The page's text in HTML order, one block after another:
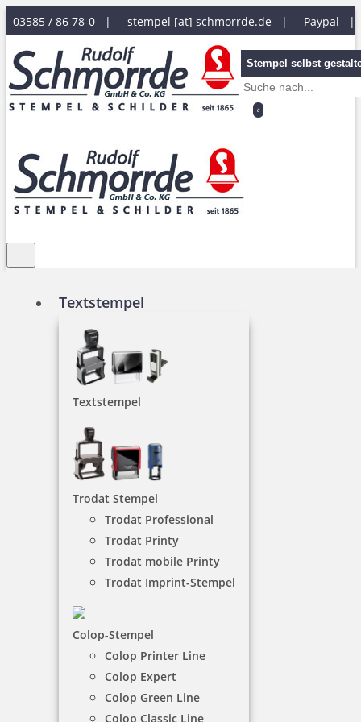
03585 / 86 78-0 | stempel [at] schmorrde.de | Paypal
Stempel selbst
0
Textstempel
Textstempel
Trodat Stempel
Trodat Professional
Trodat Printy
Trodat mobile Printy
Trodat Imprint-Stempel
Colop-Stempel
Colop Printer Line
Colop Expert
Colop Green Line
Colop Classic Line
Golfballstempel
Mit dem Modico Golfball-Stempel können Sie ganz
schnell und einfach Ihr Logo auf Ihren Golfball
abdrucken. So weiß jeder, welcher sein Golfball ist.
1 Artikel in der Kategorie